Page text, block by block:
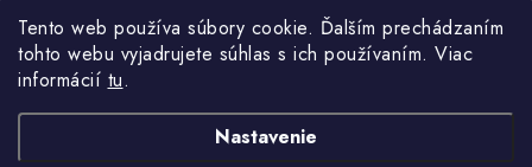
Tento web používa súbory cookie. Ďalším prechádzaním
tohto webu vyjadrujete súhlas s ich používaním. Viac
informácií tu.
Nastavenie